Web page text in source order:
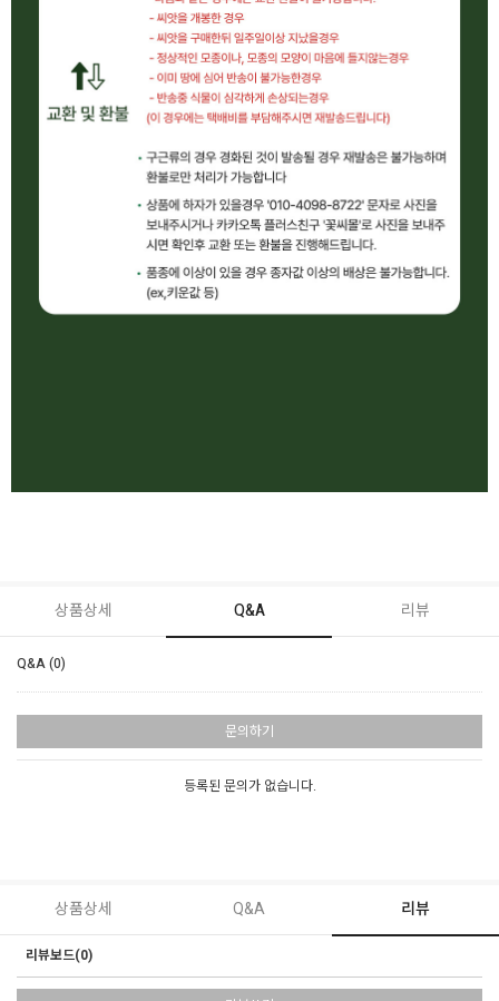
상품상세 Q&A 리뷰
Q&A (0)
문의하기
등록된 문의가 없습니다.
상품상세 Q&A 리뷰
리뷰보드(0)